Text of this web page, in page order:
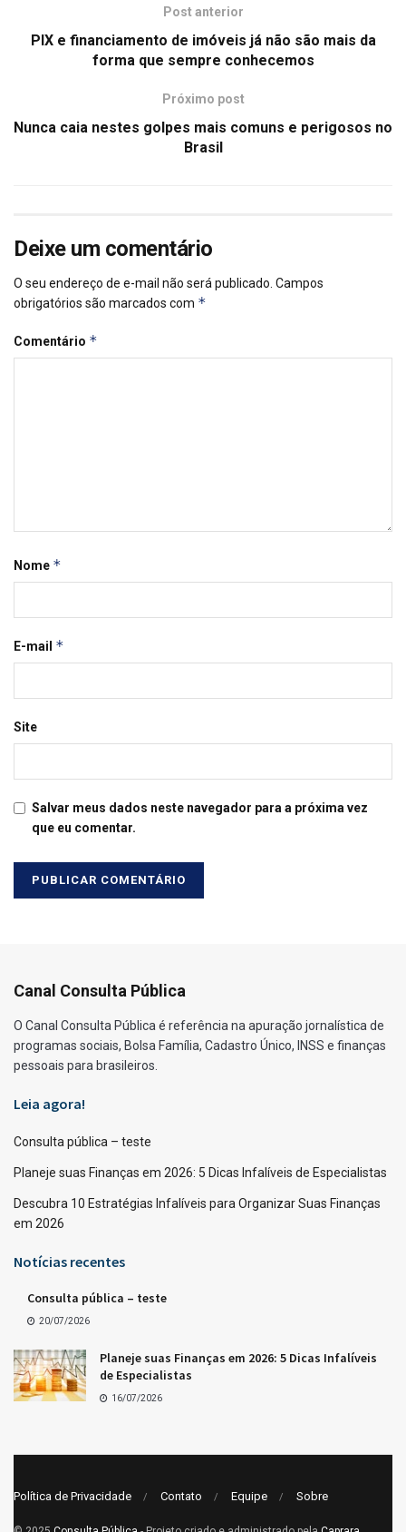
Post anterior
PIX e financiamento de imóveis já não são mais da
forma que sempre conhecemos
Próximo post
Nunca caia nestes golpes mais comuns e perigosos no
Brasil
Deixe um comentário
O seu endereço de e-mail não será publicado. Campos
obrigatórios são marcados com *
Comentário *
Nome *
E-mail *
Site
Salvar meus dados neste navegador para a próxima vez
que eu comentar.
Canal Consulta Pública
O Canal Consulta Pública é referência na apuração jornalística de
programas sociais, Bolsa Família, Cadastro Único, INSS e finanças
pessoais para brasileiros.
Leia agora!
Consulta pública – teste
Planeje suas Finanças em 2026: 5 Dicas Infalíveis de Especialistas
Descubra 10 Estratégias Infalíveis para Organizar Suas Finanças
em 2026
Notícias recentes
Consulta pública – teste
20/07/2026
Planeje suas Finanças em 2026: 5 Dicas Infalíveis
de Especialistas
16/07/2026
Política de Privacidade Contato Equipe Sobre